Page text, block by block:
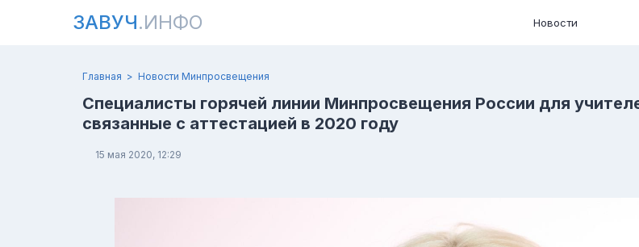
ЗАВУЧ.ИНФО Новости
Главная Новости Минпросвещения
Специалисты горячей линии Минпросвещения России для
связанные с аттестацией в 2020 году
15 мая 2020, 12:29